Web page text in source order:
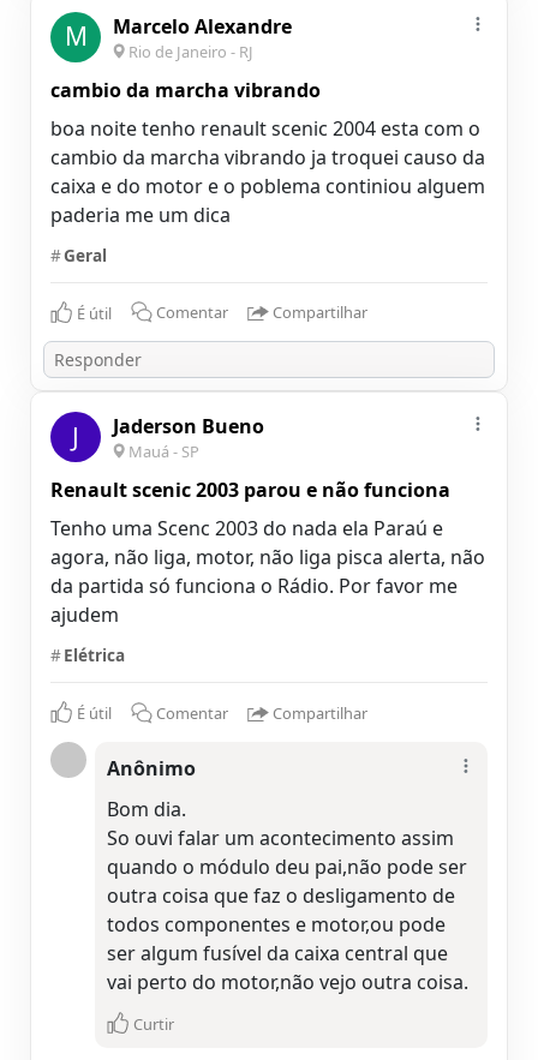
M Marcelo Alexandre
Rio de Janeiro - RJ
cambio da marcha vibrando
boa noite tenho renault scenic 2004 esta com o
cambio da marcha vibrando ja troquei causo da
caixa e do motor e o poblema continiou alguem
paderia me um dica
#Geral
É útil Comentar Compartilhar
J Jaderson Bueno
Mauá - SP
Renault scenic 2003 parou e não funciona
Tenho uma Scenc 2003 do nada ela Paraú e
agora, não liga, motor, não liga pisca alerta, não
da partida só funciona o Rádio. Por favor me
ajudem
#Elétrica
É útil Comentar Compartilhar
Anônimo
Bom dia.
So ouvi falar um acontecimento assim
quando o módulo deu pai,não pode ser
outra coisa que faz o desligamento de
todos componentes e motor,ou pode
ser algum fusível da caixa central que
vai perto do motor,não vejo outra coisa.
Curtir